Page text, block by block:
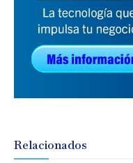
Relacionados